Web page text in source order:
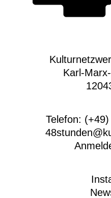
Karl-
Telefon: